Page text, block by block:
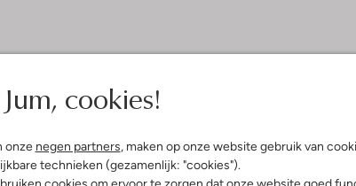
Jum, cookies!
onze negen partners, maken op onze website gebruik van
technieken (gezamenlijk: "cookies").